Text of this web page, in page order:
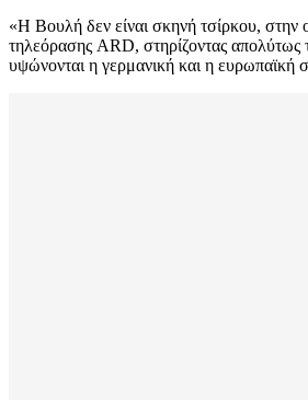
«Η Βουλή δεν είναι σκηνή τσίρκου, στην
τηλεόρασης ARD, στηρίζοντας απολύτως
υψώνονται η γερμανική και η ευρωπαϊκή